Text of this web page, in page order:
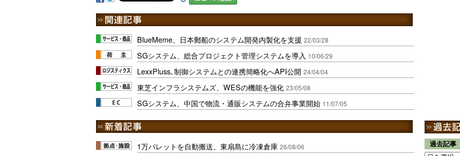
BlueMeme、日本郵船のシステム開発内製化を支援 22/03/28
SGシステム、総合プロジェクト管理システムを導入 10/06/29
LexxPluss､制御システムとの連携簡略化へAPI公開 24/04/04
東芝インフラシステムズ、WESの機能を強化 23/05/08
SGシステム、中国で物流・通販システムの合弁事業開始 11/07/05
1万パレットを自動搬送、東扇島に冷凍倉庫 26/08/06 過去記事